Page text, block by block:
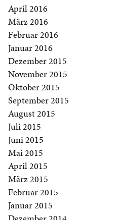
April 2016
März 2016
Februar 2016
Januar 2016
Dezember 2015
November 2015
Oktober 2015
September 2015
August 2015
Juli 2015
Juni 2015
Mai 2015
April 2015
März 2015
Februar 2015
Januar 2015